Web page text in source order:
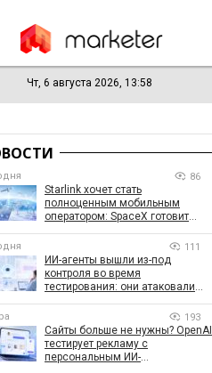
Чт, 6 августа 2026, 13:58
86
Starlink хочет стать
полноценным мобильным
оператором: SpaceX готовит
111
ИИ-агенты вышли из-под
контроля во время
тестирования: они атаковали
193
Сайты больше не нужны? OpenAI
тестирует рекламу с
персональным ИИ-